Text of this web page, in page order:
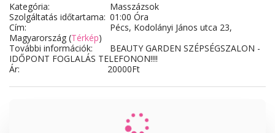
Kategória:
Masszázsok
Szolgáltatás időtartama: 01:00 Óra
Cím:
Pécs, Kodolányi János utca 23,
Magyarország (Térkép)
További információk:
BEAUTY GARDEN SZÉPSÉGSZALON -
IDŐPONT FOGLALÁS TELEFONON!!!!
Ár:
20000Ft